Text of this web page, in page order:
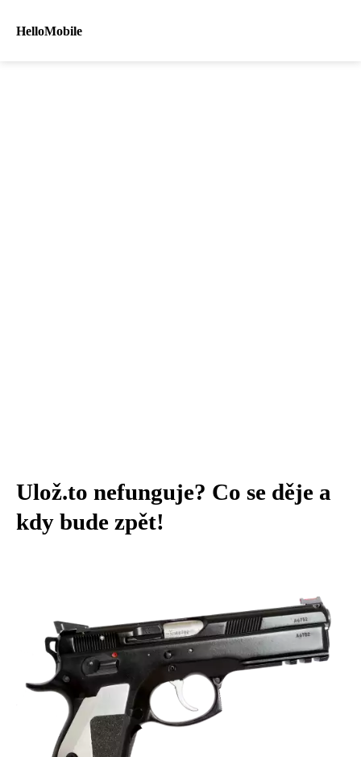
HelloMobile
Ulož.to nefunguje? Co se děje a
kdy bude zpět!